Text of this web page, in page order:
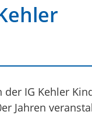
IG Kehler
Jahren